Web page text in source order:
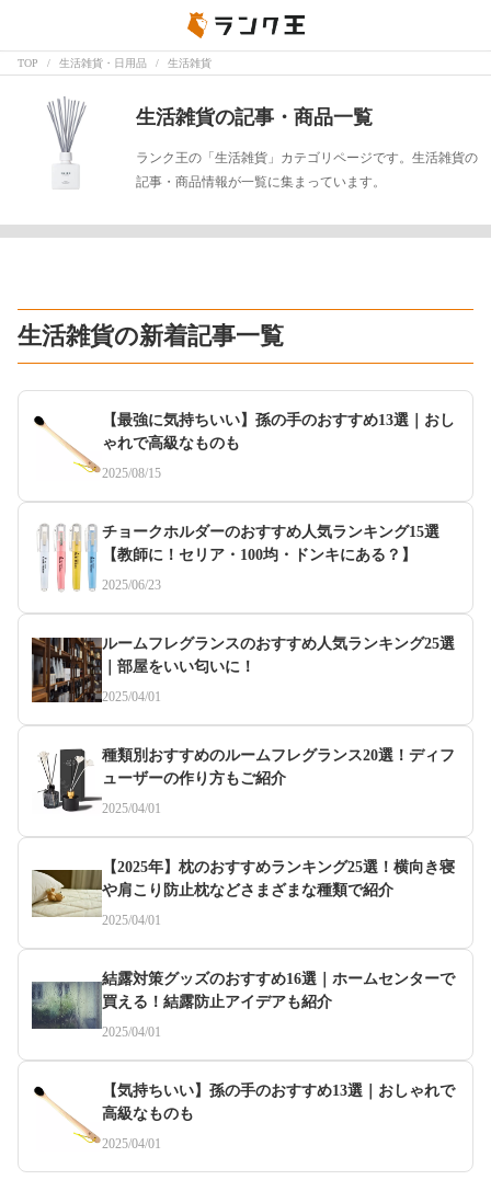
TOP 生活雑貨・日用品 生活雑貨
生活雑貨の記事・商品一覧
ランク王の「生活雑貨」カテゴリページです。生活雑貨の
記事・商品情報が一覧に集まっています。
生活雑貨の新着記事一覧
【最強に気持ちいい】孫の手のおすすめ13選｜おし
ゃれで高級なものも
2025/08/15
チョークホルダーのおすすめ人気ランキング15選
【教師に！セリア・100均・ドンキにある？】
2025/06/23
ルームフレグランスのおすすめ人気ランキング25選
｜部屋をいい匂いに！
2025/04/01
種類別おすすめのルームフレグランス20選！ディフ
ューザーの作り方もご紹介
2025/04/01
【2025年】枕のおすすめランキング25選！横向き寝
や肩こり防止枕などさまざまな種類で紹介
2025/04/01
結露対策グッズのおすすめ16選｜ホームセンターで
買える！結露防止アイデアも紹介
2025/04/01
【気持ちいい】孫の手のおすすめ13選｜おしゃれで
高級なものも
2025/04/01